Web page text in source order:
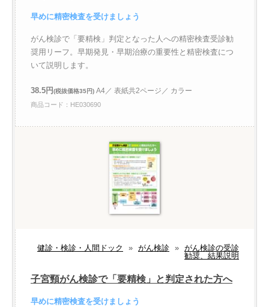
早めに精密検査を受けましょう
がん検診で「要精検」判定となった人への精密検査受診勧
奨用リーフ。早期発見・早期治療の重要性と精密検査につ
いて説明します。
38.5円(税抜価格35円) A4／ 表紙共2ページ／ カラー
商品コード：HE030690
健診・検診・人間ドック » がん検診 » がん検診の受診
勧奨、結果説明
子宮頸がん検診で「要精検」と判定された方へ
早めに精密検査を受けましょう